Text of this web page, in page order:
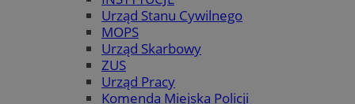
Urząd Stanu Cywilnego
MOPS
Urząd Skarbowy
ZUS
Urząd Pracy
Komenda Miejska Policji